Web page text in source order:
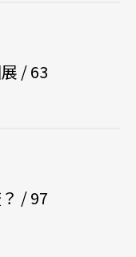
/ 63
/ 97